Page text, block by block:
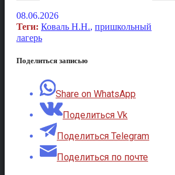
08.06.2026
Теги: Коваль Н.Н., пришкольный
лагерь
Поделиться записью
Share on WhatsApp
Поделиться Vk
Поделиться Telegram
Поделиться по почте